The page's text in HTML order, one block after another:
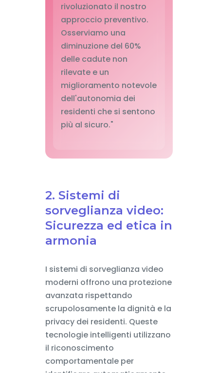
rivoluzionato il nostro
approccio preventivo.
Osserviamo una
diminuzione del 60%
delle cadute non
rilevate e un
miglioramento notevole
dell'autonomia dei
residenti che si sentono
più al sicuro."
2. Sistemi di
sorveglianza video:
Sicurezza ed etica in
armonia
I sistemi di sorveglianza video
moderni offrono una protezione
avanzata rispettando
scrupolosamente la dignità e la
privacy dei residenti. Queste
tecnologie intelligenti utilizzano
il riconoscimento
comportamentale per